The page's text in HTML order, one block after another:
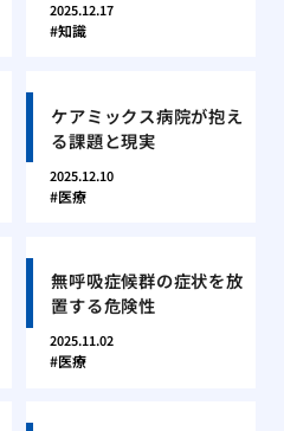
2025.12.17
知識
ケアミックス病院が抱え
る課題と現実
2025.12.10
医療
無呼吸症候群の症状を放
置する危険性
2025.11.02
医療